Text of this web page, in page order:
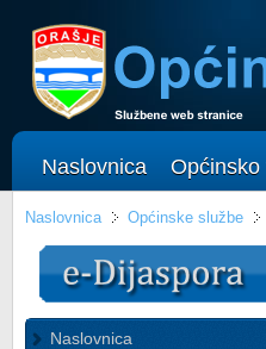
Naslovnica Općinsko
Naslovnica Općinske službe
Naslovnica